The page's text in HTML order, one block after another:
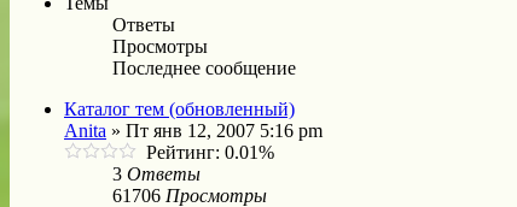
Ответы
Просмотры
Последнее сообщение
Каталог тем (обновленный)
Anita » Пт янв 12, 2007 5:16 pm
Рейтинг: 0.01%
3 Ответы
61706 Просмотры